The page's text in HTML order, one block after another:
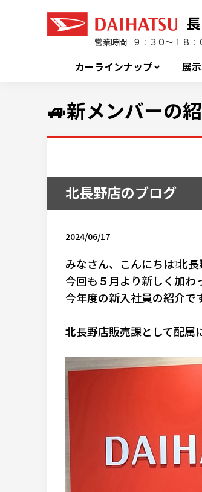
カーラインナップ 展
🚙新メンバーの
北長野店のブログ
2024/06/17
みなさん、こんにちは❕北
今回も５月より新しく加わ
今年度の新入社員の紹介で
北長野店販売課として配属